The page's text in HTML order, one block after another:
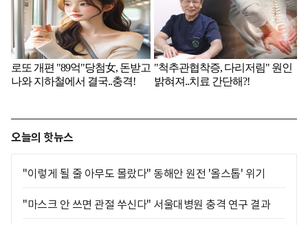
오늘의 핫뉴스
"이렇게 될 줄 아무도 몰랐다" 동해안 원전 '올스톱' 위기
"마스크 안 쓰면 관절 쑤신다" 서울대병원 충격 연구 결과